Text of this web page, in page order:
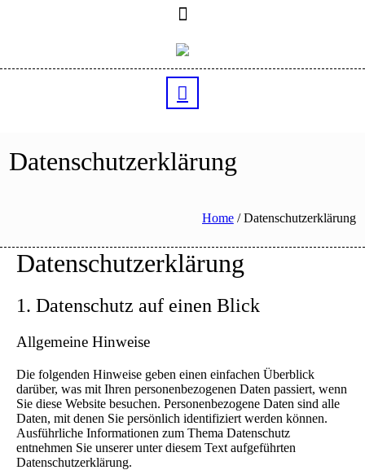
Datenschutzerklärung
Home /Datenschutzerklärung
Datenschutz­erklärung
1. Datenschutz auf einen Blick
Allgemeine Hinweise
Die folgenden Hinweise geben einen einfachen Überblick
darüber, was mit Ihren personenbezogenen Daten passiert, wenn
Sie diese Website besuchen. Personenbezogene Daten sind alle
Daten, mit denen Sie persönlich identifiziert werden können.
Ausführliche Informationen zum Thema Datenschutz
entnehmen Sie unserer unter diesem Text aufgeführten
Datenschutzerklärung.